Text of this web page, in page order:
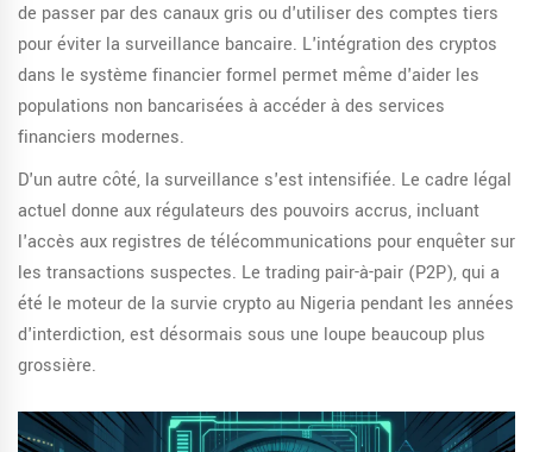
de passer par des canaux gris ou d'utiliser des comptes tiers
pour éviter la surveillance bancaire. L'intégration des cryptos
dans le système financier formel permet même d'aider les
populations non bancarisées à accéder à des services
financiers modernes.
D'un autre côté, la surveillance s'est intensifiée. Le cadre légal
actuel donne aux régulateurs des pouvoirs accrus, incluant
l'accès aux registres de télécommunications pour enquêter sur
les transactions suspectes. Le trading pair-à-pair (P2P), qui a
été le moteur de la survie crypto au Nigeria pendant les années
d'interdiction, est désormais sous une loupe beaucoup plus
grossière.